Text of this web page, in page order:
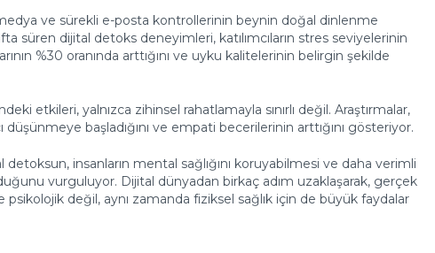
ve sürekli e-posta kontrollerinin beynin doğal dinlenme
süren dijital detoks deneyimleri, katılımcıların stres seviyelerinin
%30 oranında arttığını ve uyku kalitelerinin belirgin şekilde
etkileri, yalnızca zihinsel rahatlamayla sınırlı değil. Araştırmalar,
başladığını ve empati becerilerinin arttığını gösteriyor.
insanların mental sağlığını koruyabilmesi ve daha verimli
vurguluyor. Dijital dünyadan birkaç adım uzaklaşarak, gerçek
değil, aynı zamanda fiziksel sağlık için de büyük faydalar